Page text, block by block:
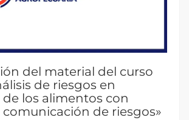
del material del curso
de riesgos en
los alimentos con
comunicación de riesgos»